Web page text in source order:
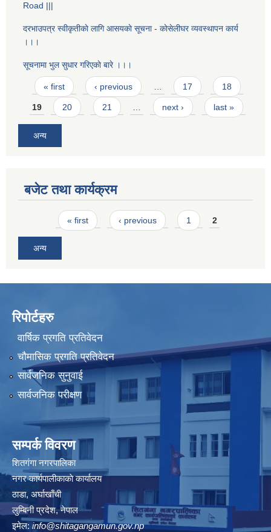
Road |||
दरभाउपत्र स्वीकृतीकाे लागि आसयकाे सूचना - काेसेलीघर व्यवस्थापन कार्य
।।।
सूचनामा भुल सुधार गरिएकाे बारे ।।।
Pages
« first ‹ previous … 17 18
19 20 21 … next › last »
अन्य
बजेट तथा कार्यक्रम
Pages« first ‹ previous 1 2
अन्य
रिपोर्टहरु
वार्षिक प्रगति प्रतिवेदन
चौमासिक प्रगति प्रतिवेदन
सार्वजनिक सुनुवाई
सार्वजनिक परीक्षण
सम्पर्क विवरण
शितगंगा नगरपालिका
नगर कार्यपालीकाकाे कार्यालय
ठाडा, अर्घाखाँची
लुम्बिनी प्रदेश, नेपाल
इमेल: info@shitagangamun.gov.np